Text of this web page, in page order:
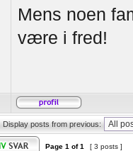
Mens noen
være i fred!
Display posts from previous:
Page 1 of1 [ 3 posts ]